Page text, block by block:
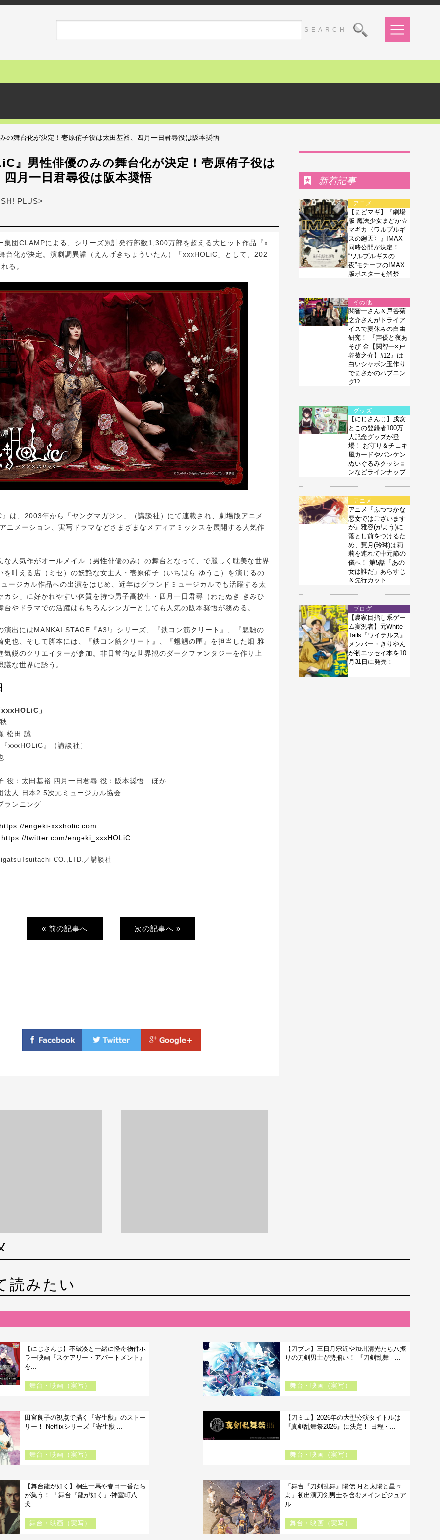
の舞台化が決定！壱原侑子役は太田基裕、四月一日君尋役は阪本奨悟
』男性俳優のみの舞台化が決定！壱原侑子役は
四月一日君尋役は阪本奨悟
PLUS>
団CLAMPによる、シリーズ累計発行部数1,300万部を超える大ヒット作品『x
台化が決定。演劇調異譚（えんげきちょういたん）「xxxHOLiC」として、202
る。
、2003年から「ヤングマガジン」（講談社）にて連載され、劇場版アニメ
ニメーション、実写ドラマなどさまざまなメディアミックスを展開する人気作
人気作がオールメイル（男性俳優のみ）の舞台となって、で麗しく耽美な世界
を叶える店（ミセ）の妖艶な女主人・壱原侑子（いちはら ゆうこ）を演じるの
ージカル作品への出演をはじめ、近年はグランドミュージカルでも活躍する太
カシ」に好かれやすい体質を持つ男子高校生・四月一日君尋（わたぬき きみひ
台やドラマでの活躍はもちろんシンガーとしても人気の阪本奨悟が務める。
出にはMANKAI STAGE『A3!』シリーズ、『鉄コン筋クリート』、『魍魎の
史也、そして脚本には、『鉄コン筋クリート』、『魍魎の匣』を担当した畑 雅
気鋭のクリエイターが参加。非日常的な世界観のダークファンタジーを作り上
議な世界に誘う。
」
松田 誠
xxxHOLiC』（講談社）
役：太田基裕 四月一日君尋 役：阪本奨悟 ほか
法人 日本2.5次元ミュージカル協会
ランニング
https://engeki-xxxholic.com
https://twitter.com/engeki_xxxHOLiC
CO.,LTD.／講談社
« 前の記事へ 次の記事へ »
新着記事
アニメ
【まどマギ】『劇場
版 魔法少女まどか☆
マギカ〈ワルプルギ
スの廻天〉』IMAX
同時公開が決定！
“ワルプルギスの
夜”モチーフのIMAX
版ポスターも解禁
その他
関智一さん＆戸谷菊
之介さんがドライア
イスで夏休みの自由
研究！ 『声優と夜あ
そび 金【関智一×戸
谷菊之介】#12』は
白いシャボン玉作り
でまさかのハプニン
グ!?
グッズ
【にじさんじ】戌亥
とこの登録者100万
人記念グッズが登
場！ お守り＆チェキ
風カードやバンケン
ぬいぐるみクッショ
ンなどラインナップ
アニメ
アニメ『ふつつかな
悪女ではございます
が』雅容(がよう)に
落とし前をつけるた
め、慧月(玲琳)は莉
莉を連れて中元節の
儀へ！ 第5話「あの
女は誰だ」あらすじ
＆先行カット
ブログ
【農家目指し系ゲー
ム実況者】元White
Tails『ワイテルズ』
メンバー・きりやん
が初エッセイ本を10
月31日に発売！
読みたい
【にじさんじ】不破湊と一緒に怪奇物件ホ
ラー映画『スケアリー・アパートメント』
を...
舞台・映画（実写）
【刀ブレ】三日月宗近や加州清光たち八振
りの刀剣男士が勢揃い！ 『刀剣乱舞 - ...
舞台・映画（実写）
田宮良子の視点で描く『寄生獣』のストー
リー！ Netflixシリーズ『寄生獣 ...
舞台・映画（実写）
【刀ミュ】2026年の大型公演タイトルは
『真剣乱舞祭2026』に決定！ 日程・...
舞台・映画（実写）
【舞台龍が如く】桐生一馬や春日一番たち
が集う！ 「舞台『龍が如く』-神室町八
犬...
舞台・映画（実写）
「舞台『刀剣乱舞』陽伝 月と太陽と星々
よ」初出演刀剣男士を含むメインビジュア
ル...
舞台・映画（実写）